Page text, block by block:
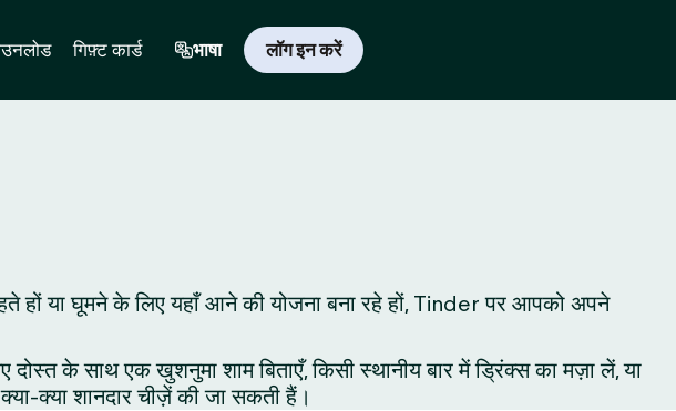
गिफ़्ट कार्ड भाषा लॉग इन करें
हों या घूमने के लिए यहाँ आने की योजना बना रहे हों, Tinder पर आपको अपने
के साथ एक खुशनुमा शाम बिताएँ, किसी स्थानीय बार में ड्रिंक्स का मज़ा लें, या
क्या शानदार चीज़ें की जा सकती हैं।